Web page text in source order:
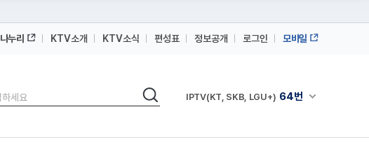
누리 KTV소개 KTV소식 편성표 정보공개 로그인 모바일
검색 채널안내 펼쳐
IPTV(KT, SKB, LGU+) 64번